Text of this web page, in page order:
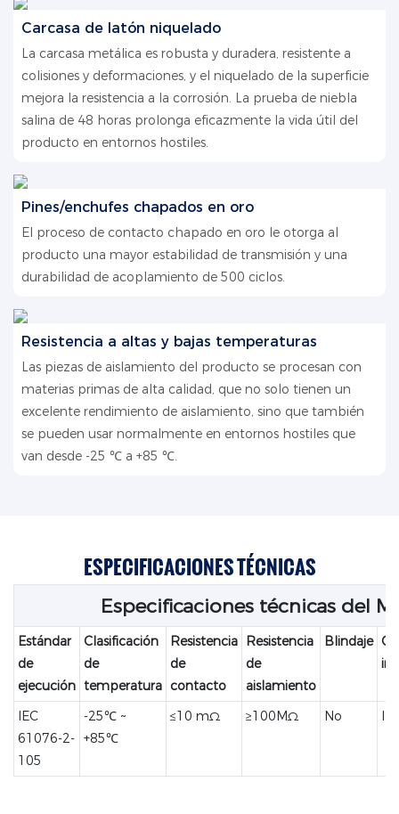
Carcasa de latón niquelado
La carcasa metálica es robusta y duradera, resistente a
colisiones y deformaciones, y el niquelado de la superficie
mejora la resistencia a la corrosión. La prueba de niebla
salina de 48 horas prolonga eficazmente la vida útil del
producto en entornos hostiles.
Pines/enchufes chapados en oro
El proceso de contacto chapado en oro le otorga al
producto una mayor estabilidad de transmisión y una
durabilidad de acoplamiento de 500 ciclos.
Resistencia a altas y bajas temperaturas
Las piezas de aislamiento del producto se procesan con
materias primas de alta calidad, que no solo tienen un
excelente rendimiento de aislamiento, sino que también
se pueden usar normalmente en entornos hostiles que
van desde -25 ℃ a +85 ℃.
ESPECIFICACIONES TÉCNICAS
Especificaciones técnicas del
Estándar
de
ejecución
Clasificación
de
temperatura
Resistencia
de
contacto
Resistencia
de
aislamiento
Blindaje
IEC
61076-2-
105
-25℃ ~
+85℃
≤10 mΩ ≥100MΩ No